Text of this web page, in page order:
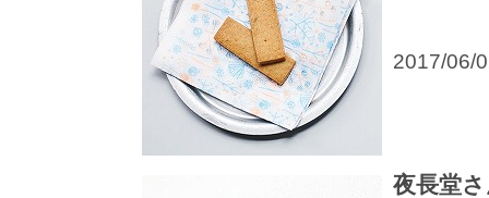
2017/06/
夜長堂